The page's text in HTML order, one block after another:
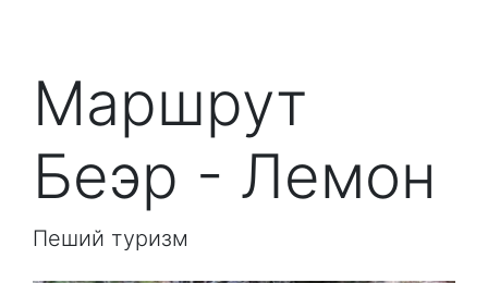
Маршрут
Беэр - Лемон
Пеший туризм